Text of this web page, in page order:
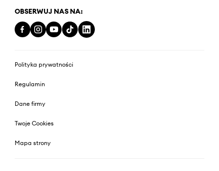
OBSERWUJ NAS NA:
Polityka prywatności
Regulamin
Dane firmy
Twoje Cookies
Mapa strony